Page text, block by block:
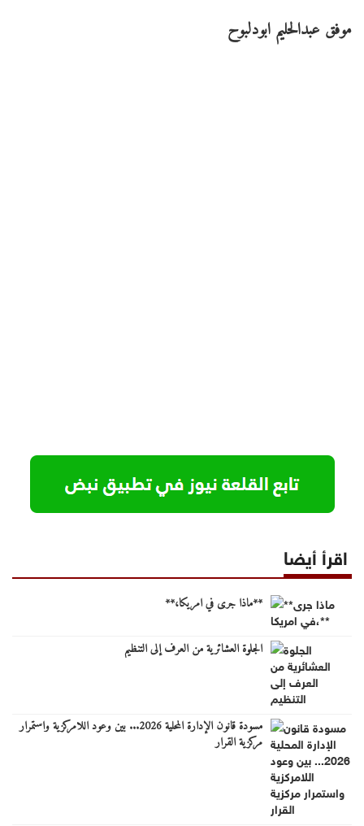
موفق عبدالحليم ابودلبوح
اقرأ أيضا
**ماذا جرى في امريكا،**
الجلوة العشائرية من العرف إلى التنظيم
مسودة قانون الإدارة المحلية 2026... بين وعود اللامركزية واستمرار
مركزية القرار